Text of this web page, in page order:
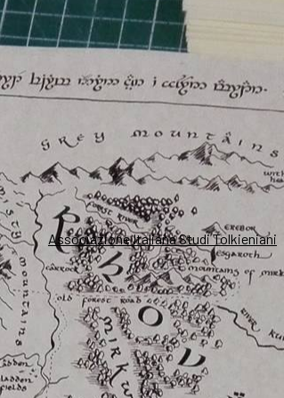
Associazione Italiana Studi Tolkieniani